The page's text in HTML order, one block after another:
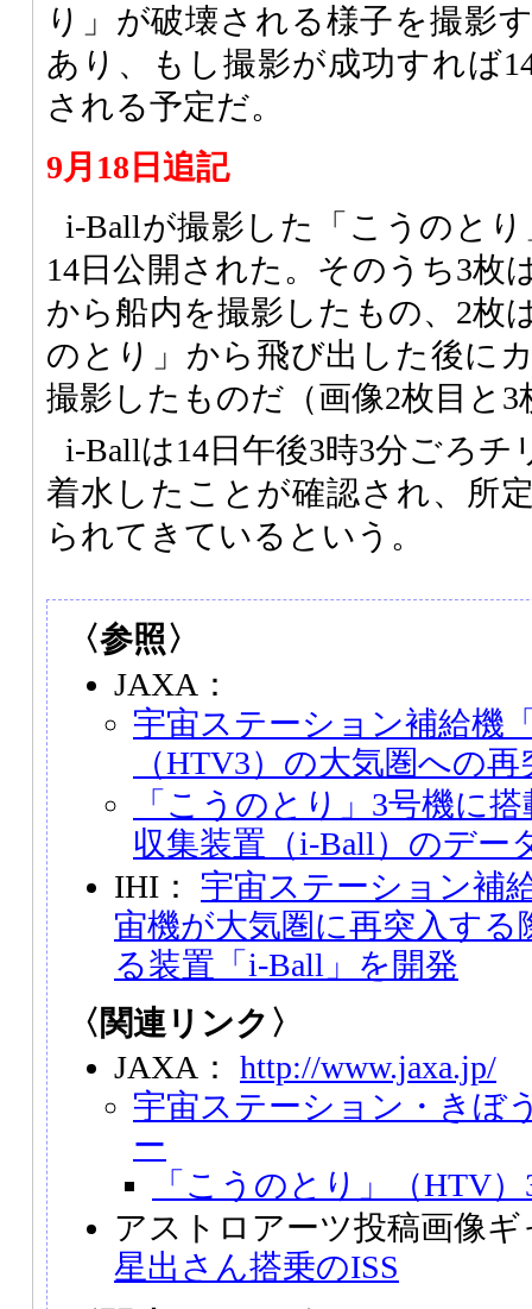
り」が破壊される様子を撮影
あり、もし撮影が成功すれば
される予定だ。
9月18日追記
i-Ballが撮影した「こうのと
14日公開された。そのうち3枚
から船内を撮影したもの、2枚
のとり」から飛び出した後に
撮影したものだ（画像2枚目と3
i-Ballは14日午後3時3分ごろチ
着水したことが確認され、所
られてきているという。
〈参照〉
JAXA：
宇宙ステーション補給機
（HTV3）の大気圏への
「こうのとり」3号機に
収集装置（i-Ball）のデー
IHI： 宇宙ステーション補
宙機が大気圏に再突入す
る装置「i-Ball」を開発
〈関連リンク〉
JAXA： http://www.jaxa.jp/
宇宙ステーション・きぼ
ー
「こうのとり」（HTV
アストロアーツ投稿画像
星出さん搭乗のISS